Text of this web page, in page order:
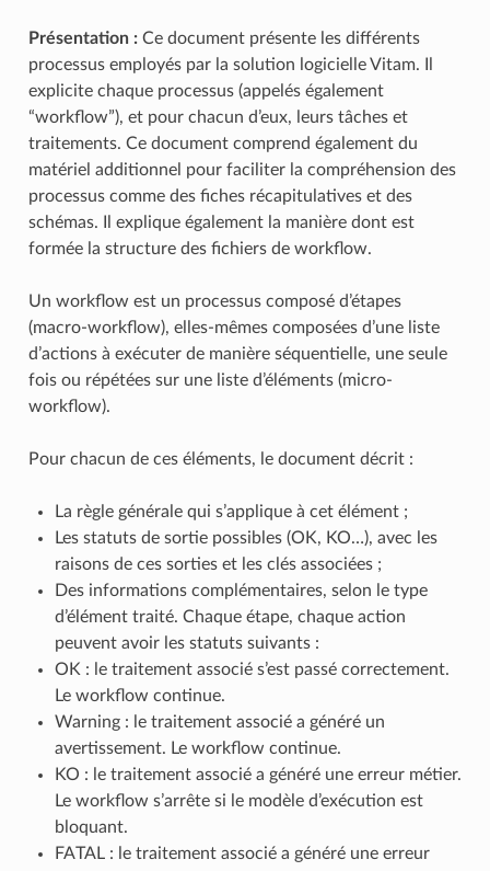
Présentation :Ce document présente les différents
processus employés par la solution logicielle Vitam. Il
explicite chaque processus (appelés également
“workflow”), et pour chacun d’eux, leurs tâches et
traitements. Ce document comprend également du
matériel additionnel pour faciliter la compréhension des
processus comme des fiches récapitulatives et des
schémas. Il explique également la manière dont est
formée la structure des fichiers de workflow.
Un workflow est un processus composé d’étapes
(macro-workflow), elles-mêmes composées d’une liste
d’actions à exécuter de manière séquentielle, une seule
fois ou répétées sur une liste d’éléments (micro-
workflow).
Pour chacun de ces éléments, le document décrit :
La règle générale qui s’applique à cet élément ;
Les statuts de sortie possibles (OK, KO…), avec les
raisons de ces sorties et les clés associées ;
Des informations complémentaires, selon le type
d’élément traité. Chaque étape, chaque action
peuvent avoir les statuts suivants :
OK : le traitement associé s’est passé correctement.
Le workflow continue.
Warning : le traitement associé a généré un
avertissement. Le workflow continue.
KO : le traitement associé a généré une erreur métier.
Le workflow s’arrête si le modèle d’exécution est
bloquant.
FATAL : le traitement associé a généré une erreur